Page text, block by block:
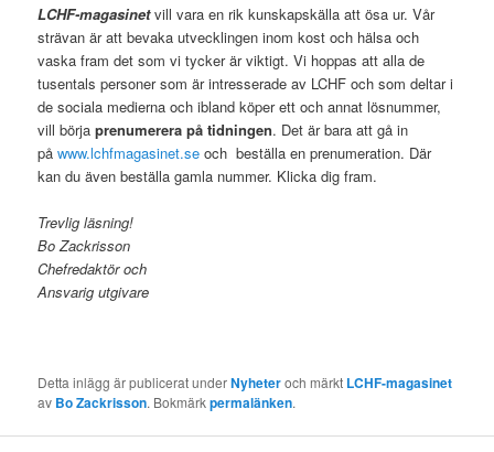
LCHF-magasinetvill vara en rik kunskapskälla att ösa ur. Vår
strävan är att bevaka utvecklingen inom kost och hälsa och
vaska fram det som vi tycker är viktigt. Vi hoppas att alla de
tusentals personer som är intresserade av LCHF och som deltar i
de sociala medierna och ibland köper ett och annat lösnummer,
vill börjaprenumerera på tidningen. Det är bara att gå in
påwww.lchfmagasinet.se och beställa en prenumeration. Där
kan du även beställa gamla nummer. Klicka dig fram.
Trevlig läsning!
Bo Zackrisson
Chefredaktör och
Ansvarig utgivare
Detta inlägg är publicerat underNyheteroch märkt LCHF-magasinet
av Bo Zackrisson. Bokmärkpermalänken.